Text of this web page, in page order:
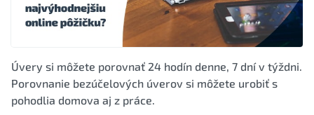
Úvery si môžete porovnať 24 hodín denne, 7 dní v týždni.
Porovnanie bezúčelových úverov si môžete urobiť s
pohodlia domova aj z práce.